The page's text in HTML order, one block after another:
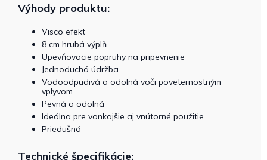
Výhody produktu:
Visco efekt
8 cm hrubá výplň
Upevňovacie popruhy na pripevnenie
Jednoduchá údržba
Vodoodpudivá a odolná voči poveternostným
vplyvom
Pevná a odolná
Ideálna pre vonkajšie aj vnútorné použitie
Priedušná
Technické špecifikácie: